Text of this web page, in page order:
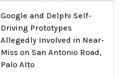
Google and Delphi Self-
Driving Prototypes
Allegedly Involved in Near-
Miss on San Antonio Road,
Palo Alto